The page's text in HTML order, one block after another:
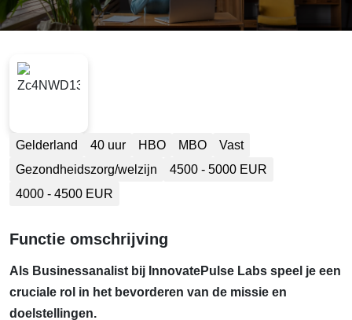
Gelderland 40 uur HBO MBO
Vast
Gezondheidszorg/welzijn
4500 - 5000 EUR
4000 - 4500 EUR
Functie omschrijving
Als Businessanalist bij InnovatePulse Labs speel je een
cruciale rol in het bevorderen van de missie en
doelstellingen.